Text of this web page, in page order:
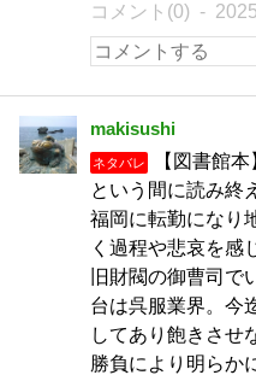
コメント(0)
makisushi
ネタバレ
【図書館
という間に読み終
福岡に転勤になり
く過程や悲哀を感
旧財閥の御曹司で
台は呉服業界。今
してあり飽きさせ
勝負により明らか